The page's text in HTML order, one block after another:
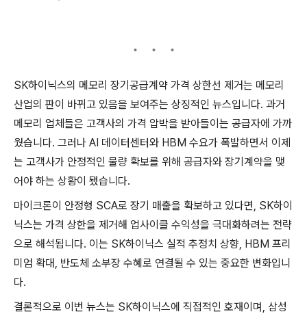
SK하이닉스의 메모리 장기공급계약 가격 상한선 제거는 메모리
산업의 판이 바뀌고 있음을 보여주는 상징적인 뉴스입니다. 과거
메모리 업체들은 고객사의 가격 압박을 받아들이는 공급자에 가까
웠습니다. 그러나 AI 데이터센터와 HBM 수요가 폭발하면서 이제
는 고객사가 안정적인 물량 확보를 위해 공급자와 장기계약을 맺
어야 하는 상황이 됐습니다.
마이크론이 안정형 SCA로 장기 매출을 확보하고 있다면, SK하이
닉스는 가격 상한을 제거해 업사이클 수익성을 극대화하려는 전략
으로 해석됩니다. 이는 SK하이닉스 실적 추정치 상향, HBM 프리
미엄 확대, 반도체 소부장 수혜로 연결될 수 있는 중요한 변화입니
다.
결론적으로 이번 뉴스는 SK하이닉스에 직접적인 호재이며, 삼성